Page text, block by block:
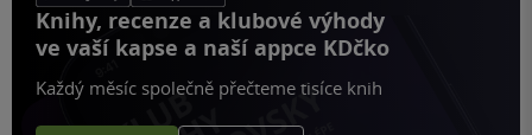
Knihy, recenze a klubové výhody
ve vaší kapse a naší appce KDčko
Každý měsíc společně přečteme tisíce knih